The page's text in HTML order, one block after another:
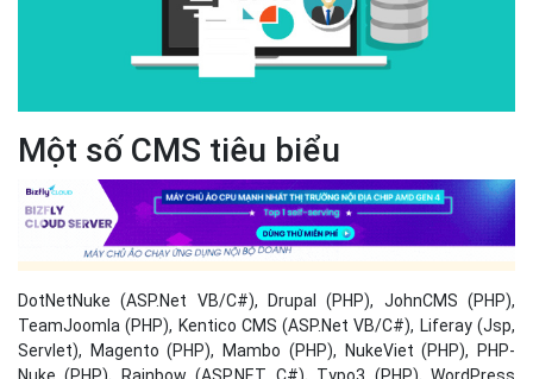
DotNetNuke (ASP.Net VB/C#), Drupal (PHP), JohnCMS (PHP),
TeamJoomla (PHP), Kentico CMS (ASP.Net VB/C#), Liferay (Jsp,
Servlet), Magento (PHP), Mambo (PHP), NukeViet (PHP), PHP-
Vì sao doanh nghiệp cần sử
dụng CMS?
CMS giúp website trở thành
kênh marketing hiệu quả của
doanh nghiệp